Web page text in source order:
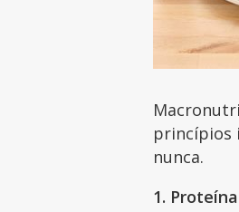
princípios
nunca.
1.